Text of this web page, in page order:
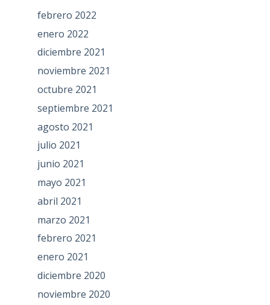
febrero 2022
enero 2022
diciembre 2021
noviembre 2021
octubre 2021
septiembre 2021
agosto 2021
julio 2021
junio 2021
mayo 2021
abril 2021
marzo 2021
febrero 2021
enero 2021
diciembre 2020
noviembre 2020